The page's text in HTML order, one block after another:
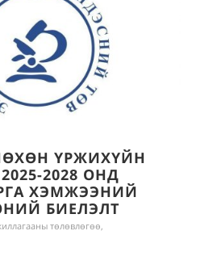
ҮРЖИХҮЙН
2028 ОНД
ХЭМЖЭЭНИЙ
БИЕЛЭЛТ
төлөвлөгөө,